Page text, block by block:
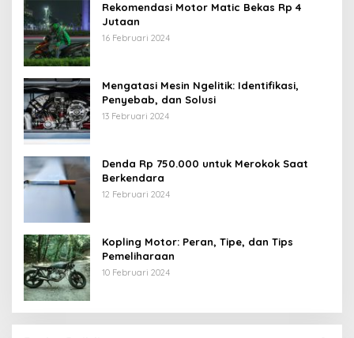
Rekomendasi Motor Matic Bekas Rp 4
Jutaan
16 Februari 2024
Mengatasi Mesin Ngelitik: Identifikasi,
Penyebab, dan Solusi
13 Februari 2024
Denda Rp 750.000 untuk Merokok Saat
Berkendara
12 Februari 2024
Kopling Motor: Peran, Tipe, dan Tips
Pemeliharaan
10 Februari 2024